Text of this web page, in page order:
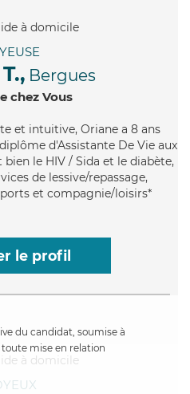
Bergues
chez Vous
et intuitive, Oriane a 8 ans
d'Assistante De Vie aux
le HIV / Sida et le diabète,
de lessive/repassage,
et compagnie/loisirs*
le profil
du candidat, soumise à
mise en relation